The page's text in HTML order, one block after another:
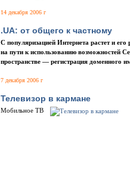
14 декабря 2006 г
.UА: от общего к частному
C популяризацией Интернета растет и
на пути к использованию возможностей
пространстве — регистрация доменного
7 декабря 2006 г
Телевизор в кармане
Мобильное ТВ